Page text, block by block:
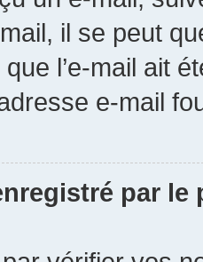
il se peut
l’e-mail ait
e-mail
par le